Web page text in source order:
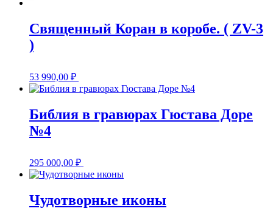
Священный Коран в коробе. ( ZV-3
)
53 990,00 ₽
Библия в гравюрах Гюстава Доре
№4
295 000,00 ₽
Чудотворные иконы